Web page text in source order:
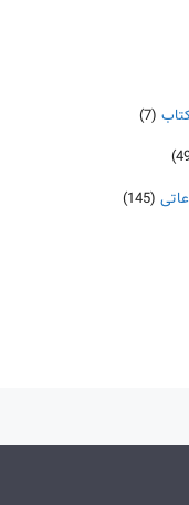
(7)
(145)